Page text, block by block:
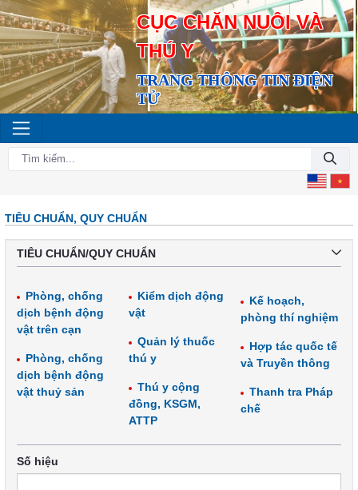
CỤC CHĂN NUÔI VÀ
THÚ Y
TRANG THÔNG TIN ĐIỆN
TỬ
TIÊU CHUẨN, QUY CHUẨN
TIÊU CHUẨN/QUY CHUẨN
Phòng, chống
dịch bệnh động
vật trên cạn
Phòng, chống
dịch bệnh động
vật thuỷ sản
Kiểm dịch động
vật
Quản lý thuốc
thú y
Thú y cộng
đồng, KSGM,
ATTP
Kế hoạch,
phòng thí nghiệm
Hợp tác quốc tế
và Truyền thông
Thanh tra Pháp
chế
Số hiệu